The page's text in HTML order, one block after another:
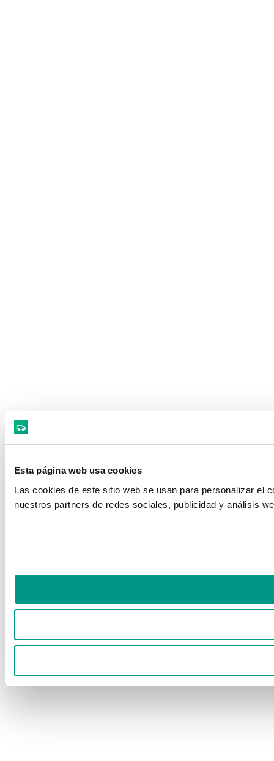
Esta página web usa cookies
Las cookies de este sitio web se usan para personalizar el
nuestros partners de redes sociales, publicidad y análisis